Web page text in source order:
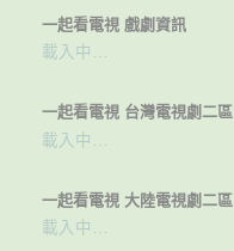
一起看電視 戲劇資訊
載入中…
一起看電視 台灣電視劇二區
載入中…
一起看電視 大陸電視劇二區
載入中…